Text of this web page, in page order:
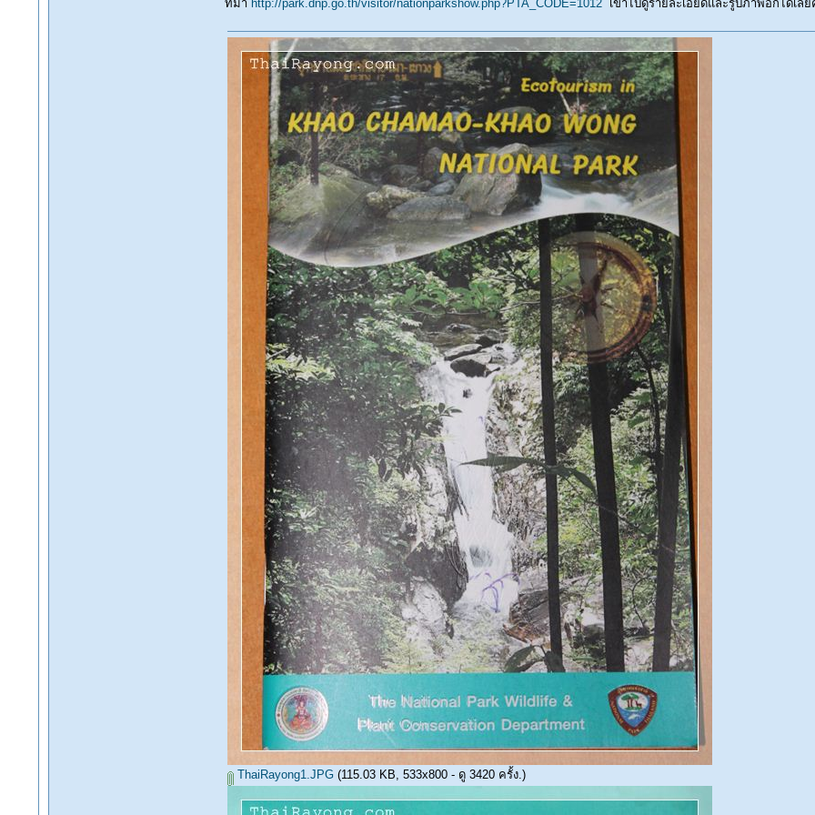
ที่มา http://park.dnp.go.th/visitor/nationparkshow.php?PTA_CODE=1012เข้าไปดูรายละเอียดและรูปภาพอีกได้เลย
ThaiRayong1.JPG(115.03 KB, 533x800 - ดู 3420 ครั้ง.)